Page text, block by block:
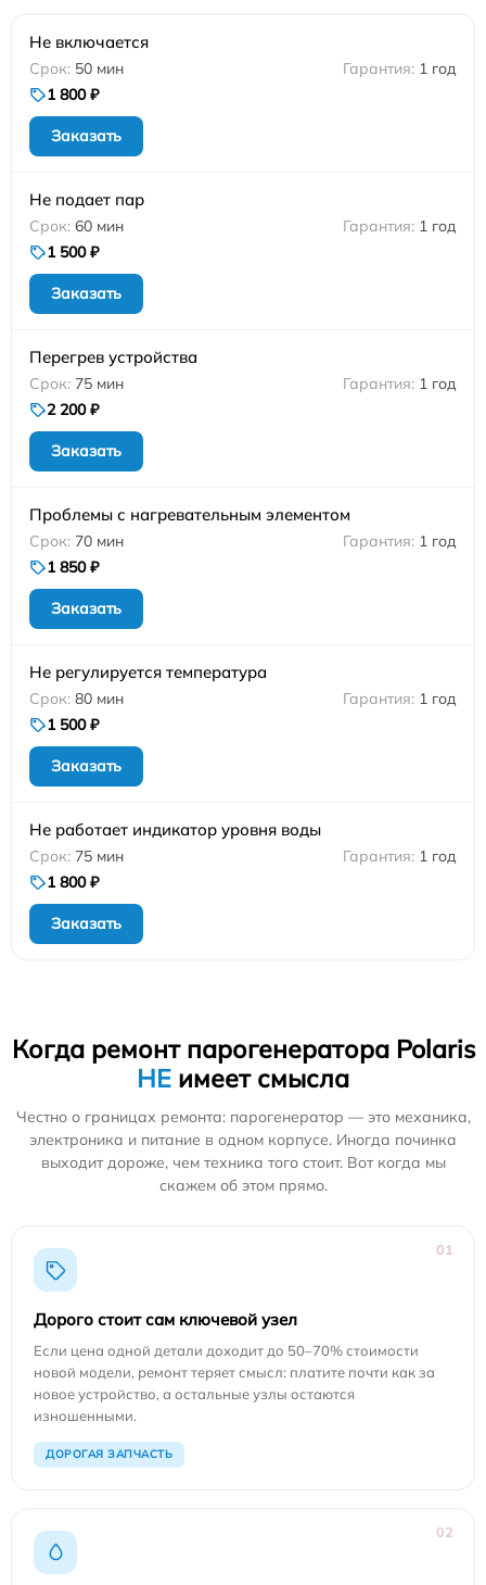
Не включается
50 мин
1 год
1 800 ₽
Заказать
Не подает пар
60 мин
1 год
1 500 ₽
Заказать
Перегрев устройства
75 мин
1 год
2 200 ₽
Заказать
Проблемы с нагревательным элементом
70 мин
1 год
1 850 ₽
Заказать
Не регулируется температура
80 мин
1 год
1 500 ₽
Заказать
Не работает индикатор уровня воды
75 мин
1 год
1 800 ₽
Заказать
Когда ремонт парогенератора Polaris
НЕ имеет смысла
Честно о границах ремонта: парогенератор — это механика,
электроника и питание в одном корпусе. Иногда починка
выходит дороже, чем техника того стоит. Вот когда мы
скажем об этом прямо.
01
Дорого стоит сам ключевой узел
Если цена одной детали доходит до 50–70% стоимости
новой модели, ремонт теряет смысл: платите почти как за
новое устройство, а остальные узлы остаются
изношенными.
ДОРОГАЯ ЗАПЧАСТЬ
02